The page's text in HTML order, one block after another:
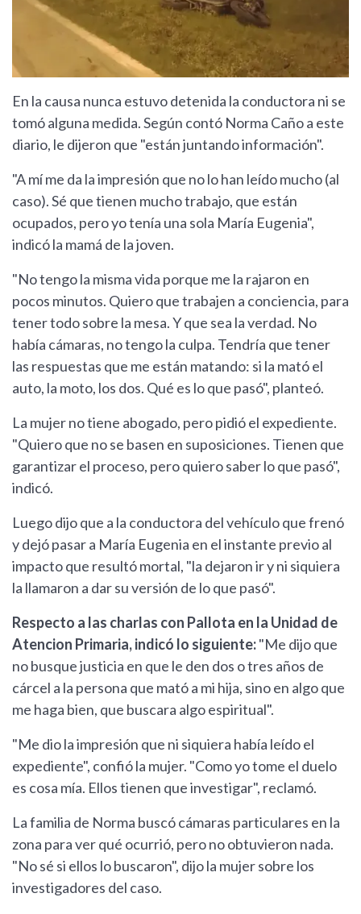
En la causa nunca estuvo detenida la conductora ni se
tomó alguna medida. Según contó Norma Caño a este
diario, le dijeron que "están juntando información".
"A mí me da la impresión que no lo han leído mucho (al
caso). Sé que tienen mucho trabajo, que están
ocupados, pero yo tenía una sola María Eugenia",
indicó la mamá de la joven.
"No tengo la misma vida porque me la rajaron en
pocos minutos. Quiero que trabajen a conciencia, para
tener todo sobre la mesa. Y que sea la verdad. No
había cámaras, no tengo la culpa. Tendría que tener
las respuestas que me están matando: si la mató el
auto, la moto, los dos. Qué es lo que pasó", planteó.
La mujer no tiene abogado, pero pidió el expediente.
"Quiero que no se basen en suposiciones. Tienen que
garantizar el proceso, pero quiero saber lo que pasó",
indicó.
Luego dijo que a la conductora del vehículo que frenó
y dejó pasar a María Eugenia en el instante previo al
impacto que resultó mortal, "la dejaron ir y ni siquiera
la llamaron a dar su versión de lo que pasó".
Respecto a las charlas con Pallota en la Unidad de
Atencion Primaria, indicó lo siguiente:"Me dijo que
no busque justicia en que le den dos o tres años de
cárcel a la persona que mató a mi hija, sino en algo que
me haga bien, que buscara algo espiritual".
"Me dio la impresión que ni siquiera había leído el
expediente", confió la mujer. "Como yo tome el duelo
es cosa mía. Ellos tienen que investigar", reclamó.
La familia de Norma buscó cámaras particulares en la
zona para ver qué ocurrió, pero no obtuvieron nada.
"No sé si ellos lo buscaron", dijo la mujer sobre los
investigadores del caso.